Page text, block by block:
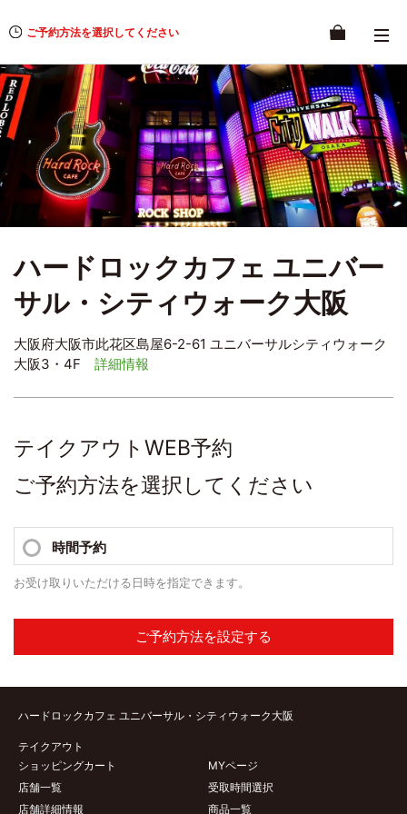
ご予約方法を選択してください
ハードロックカフェ ユニバー
サル・シティウォーク大阪
大阪府大阪市此花区島屋6-2-61 ユニバーサルシティウォーク
大阪3・4F
詳細情報
テイクアウトWEB予約
ご予約方法を選択してください
時間予約
お受け取りいただける日時を指定できます。
ご予約方法を設定する
ハードロックカフェ ユニバーサル・シティウォーク大阪
テイクアウト
ショッピングカート
受取時間選択
商品一覧
店舗一覧
店舗詳細情報
MYページ